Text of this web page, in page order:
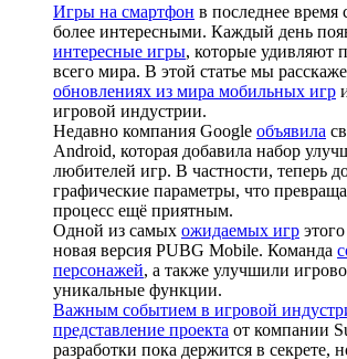
Игры на смартфон в последнее время
более интересными. Каждый день
интересные игры, которые удивляют
всего мира. В этой статье мы
обновлениях из мира мобильных игр
игровой индустрии.
Недавно компания Google объявила
Android, которая добавила набор
любителей игр. В частности, теперь
графические параметры, что
процесс ещё приятным.
Одной из самых ожидаемых игр
новая версия PUBG Mobile. Команда
персонажей, а также улучшили
уникальные функции.
Важным событием в игровой
представление проекта от компании
разработки пока держится в секрете,